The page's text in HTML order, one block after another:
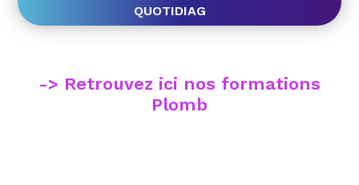
QUOTIDIAG
-> Retrouvez ici nos formations
Plomb